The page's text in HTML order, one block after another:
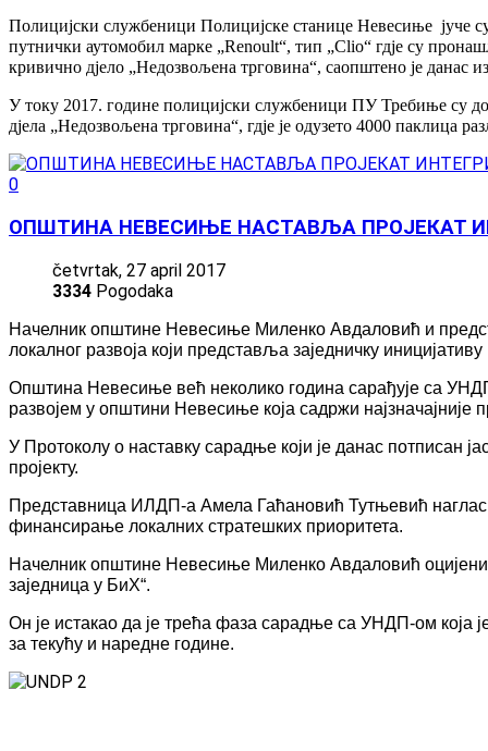
Полицијски службеници Полицијске станице Невесиње јуче
путнички аутомобил марке „Renoult“, тип „Clio“ гдје су
кривично дјело „Недозвољена трговина“, саопштено је данас
У току 2017. године полицијски службеници ПУ Требиње су
дјела „Недозвољена трговина“, гдје је одузето 4000 паклица
0
ОПШТИНА НЕВЕСИЊЕ НАСТАВЉА ПРОЈЕКАТ
četvrtak, 27 april 2017
3334 Pogodaka
Начелник општине Невесиње Миленко Авдаловић и
локалног развоја који представља заједничку
Општина Невесиње већ неколико година сарађује са
развојем у општини Невесиње која садржи најзначајније
У Протоколу о наставку сарадње који је данас потписан
пројекту.
Представница ИЛДП-а Амела Гаћановић Тутњевић
финансирање локалних стратешких приоритета.
Начелник општине Невесиње Миленко Авдаловић
заједница у БиХ“.
Он је истакао да је трећа фаза сарадње са УНДП-ом која
за текућу и наредне године.